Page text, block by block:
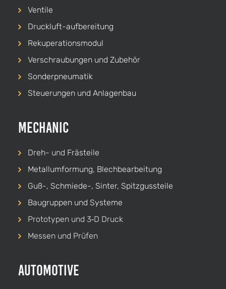
Ventile
Druckluft-aufbereitung
Rekuperationsmodul
Verschraubungen und Zubehör
Sonderpneumatik
Steuerungen und Anlagenbau
Mechanic
Dreh- und Frästeile
Metallumformung, Blechbearbeitung
Guß-, Schmiede-, Sinter, Spitzgussteile
Baugruppen und Systeme
Prototypen und 3‑D Druck
Messen und Prüfen
Automotive